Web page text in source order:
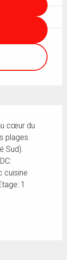
cœur du
plages.
Sud).
cuisine
1